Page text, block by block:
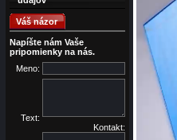
Váš názor
Napíšte nám Vaše
pripomienky na nás.
Meno:
Text:
Kontakt: